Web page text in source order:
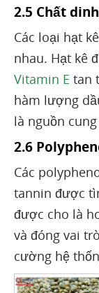
2.5 Chất
Các loại hạt
nhau. Hạt kê
Vitamin E tan
hàm lượng
là nguồn
2.6
Các
tannin được
được cho là
và đóng vai
cường hệ